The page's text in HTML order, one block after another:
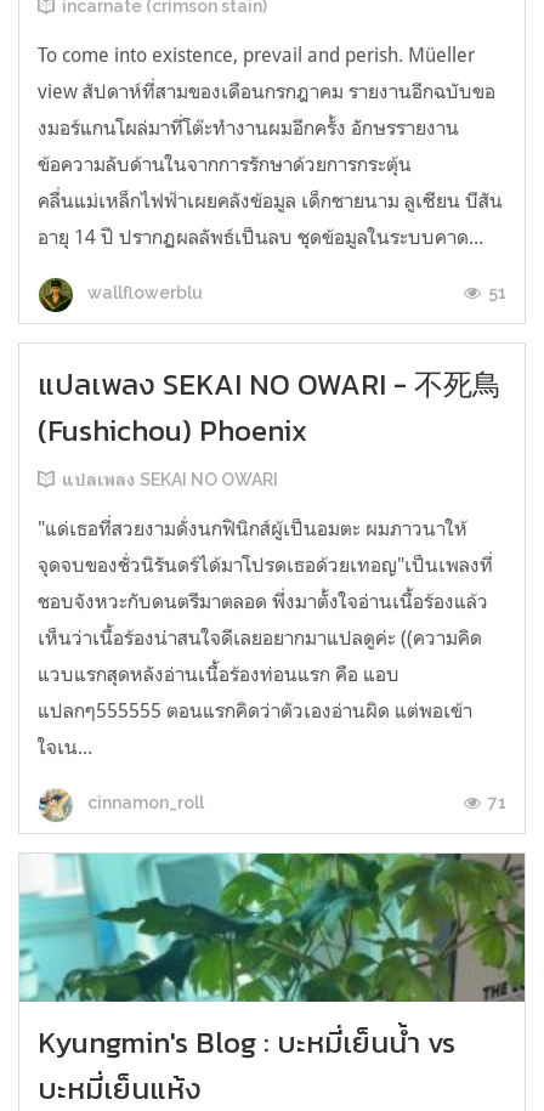
incarnate (crimson stain)
To come into existence, prevail and perish. Müeller
view สัปดาห์ที่สามของเดือนกรกฎาคม รายงานอีกฉบับขอ
งมอร์แกนโผล่มาที่โต๊ะทำงานผมอีกครั้ง อักษรรายงาน
ข้อความลับด้านในจากการรักษาด้วยการกระตุ้น
คลื่นแม่เหล็กไฟฟ้าเผยคลังข้อมูล เด็กชายนาม ลูเซียน บีสัน
อายุ 14 ปี ปรากฏผลลัพธ์เป็นลบ ชุดข้อมูลในระบบคาด...
wallflowerblu 51
แปลเพลง SEKAI NO OWARI - 不死鳥
(Fushichou) Phoenix
แปลเพลง SEKAI NO OWARI
"แด่เธอที่สวยงามดั่งนกฟินิกส์ผู้เป็นอมตะ ผมภาวนาให้
จุดจบของชั่วนิรันดร์ได้มาโปรดเธอด้วยเทอญ"เป็นเพลงที่
ชอบจังหวะกับดนตรีมาตลอด พึ่งมาตั้งใจอ่านเนื้อร้องแล้ว
เห็นว่าเนื้อร้องน่าสนใจดีเลยอยากมาแปลดูค่ะ ((ความคิด
แวบแรกสุดหลังอ่านเนื้อร้องท่อนแรก คือ แอบ
แปลกๆ555555 ตอนแรกคิดว่าตัวเองอ่านผิด แต่พอเข้า
ใจเน...
cinnamon_roll 71
Kyungmin's Blog : บะหมี่เย็นน้ำ vs
บะหมี่เย็นแห้ง